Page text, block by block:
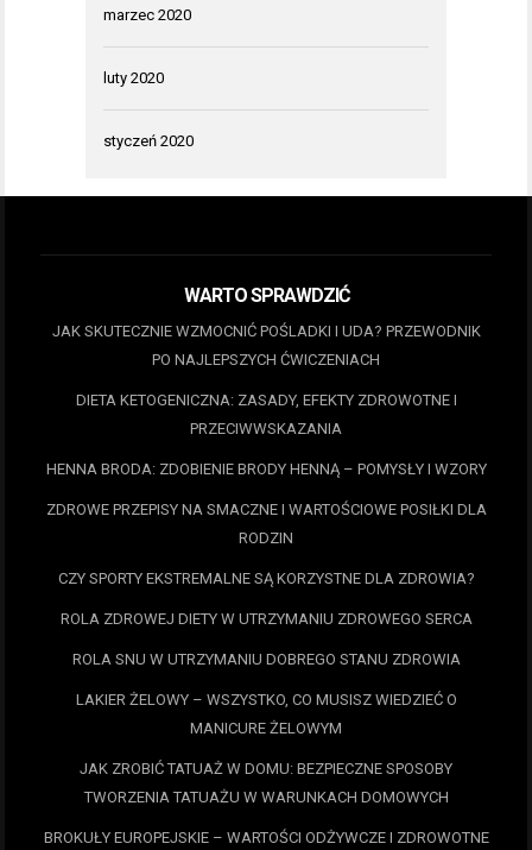
marzec 2020
luty 2020
styczeń 2020
WARTO SPRAWDZIĆ
JAK SKUTECZNIE WZMOCNIĆ POŚLADKI I UDA? PRZEWODNIK
PO NAJLEPSZYCH ĆWICZENIACH
DIETA KETOGENICZNA: ZASADY, EFEKTY ZDROWOTNE I
PRZECIWWSKAZANIA
HENNA BRODA: ZDOBIENIE BRODY HENNĄ – POMYSŁY I WZORY
ZDROWE PRZEPISY NA SMACZNE I WARTOŚCIOWE POSIŁKI DLA
RODZIN
CZY SPORTY EKSTREMALNE SĄ KORZYSTNE DLA ZDROWIA?
ROLA ZDROWEJ DIETY W UTRZYMANIU ZDROWEGO SERCA
ROLA SNU W UTRZYMANIU DOBREGO STANU ZDROWIA
LAKIER ŻELOWY – WSZYSTKO, CO MUSISZ WIEDZIEĆ O
MANICURE ŻELOWYM
JAK ZROBIĆ TATUAŻ W DOMU: BEZPIECZNE SPOSOBY
TWORZENIA TATUAŻU W WARUNKACH DOMOWYCH
BROKUŁY EUROPEJSKIE – WARTOŚCI ODŻYWCZE I ZDROWOTNE